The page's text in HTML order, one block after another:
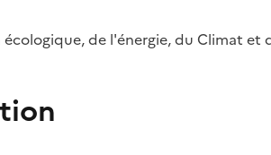
de l'énergie, du Climat et